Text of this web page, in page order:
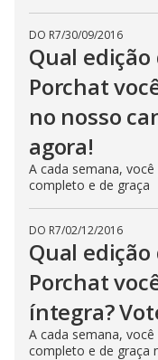
DO R7/30/09/2016
Qual
Porchat
no nosso
agora!
A cada semana,
completo e de graça
DO R7/02/12/2016
Qual
Porchat
íntegra?
A cada semana,
completo e de graça